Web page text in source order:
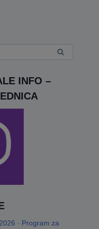
INFO –
· Program za